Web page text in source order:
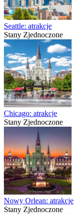
Seattle: atrakcje
Stany Zjednoczone
Chicago: atrakcje
Stany Zjednoczone
Nowy Orlean: atrakcje
Stany Zjednoczone